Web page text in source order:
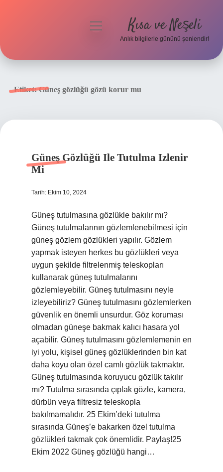
menüyü
Kısa ve Neşeli
Anlık bilgilerle gününü şenlendir!
Etiket:Güneş gözlüğü gözü korur mu
Güneş Gözlüğü Ile Tutulma Izlenir
Mi
Tarih: Ekim 10, 2024
Güneş tutulmasına gözlükle bakılır mı?
Güneş tutulmalarının gözlemlenebilmesi için
güneş gözlem gözlükleri yapılır. Gözlem
yapmak isteyen herkes bu gözlükleri veya
uygun şekilde filtrelenmiş teleskopları
kullanarak güneş tutulmalarını
gözlemleyebilir. Güneş tutulmasını neyle
izleyebiliriz? Güneş tutulmasını gözlemlerken
güvenlik en önemli unsurdur. Göz koruması
olmadan güneşe bakmak kalıcı hasara yol
açabilir. Güneş tutulmasını gözlemlemenin en
iyi yolu, kişisel güneş gözlüklerinden bin kat
daha koyu olan özel camlı gözlük takmaktır.
Güneş tutulmasında koruyucu gözlük takılır
mı? Tutulma sırasında çıplak gözle, kamera,
dürbün veya filtresiz teleskopla
bakılmamalıdır. 25 Ekim’deki tutulma
sırasında Güneş’e bakarken özel tutulma
gözlükleri takmak çok önemlidir. Paylaş!25
Ekim 2022 Güneş gözlüğü hangi…